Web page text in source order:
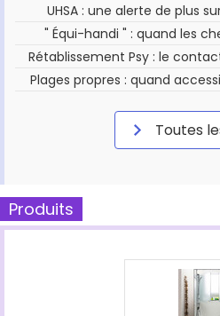
UHSA : une alerte de plus
" Équi-handi " : quand les
Rétablissement Psy : le
Plages propres : quand
Toutes
Produits